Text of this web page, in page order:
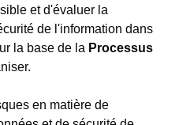
et d'évaluer la
de l'information dans
la base de la Processus
en matière de